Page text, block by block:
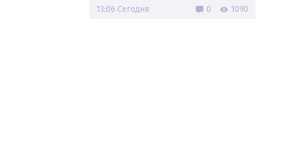
13:06 Сегодня 0 1090